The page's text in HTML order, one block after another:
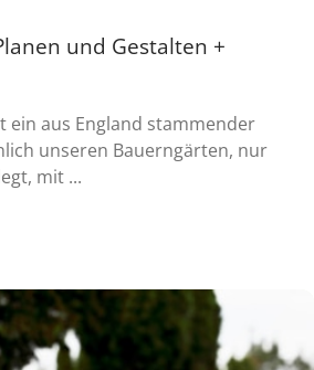
und Gestalten +
ein aus England stammender
unseren Bauerngärten, nur
mit ...